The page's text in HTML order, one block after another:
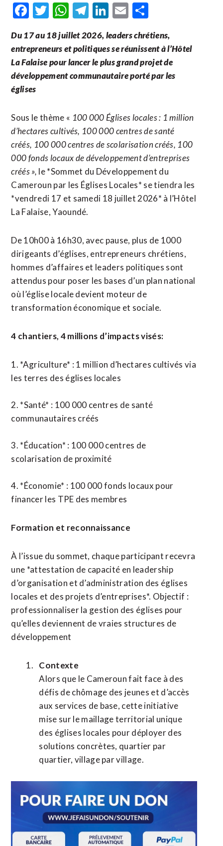
Facebook
Twitter
WhatsApp
Telegram
LinkedIn
Email
Du 17 au 18 juillet 2026, leaders chrétiens,
entrepreneurs et politiques se réunissent à l’Hôtel
La Falaise pour lancer le plus grand projet de
développement communautaire porté par les
églises
Sous le thème « 100 000 Églises locales : 1 million
d’hectares cultivés, 100 000 centres de santé
créés, 100 000 centres de scolarisation créés, 100
000 fonds locaux de développement d’entreprises
créés », le *Sommet du Développement du
Cameroun par les Églises Locales* se tiendra les
*vendredi 17 et samedi 18 juillet 2026* à l’Hôtel
La Falaise, Yaoundé.
De 10h00 à 16h30, avec pause, plus de 1000
dirigeants d’églises, entrepreneurs chrétiens,
hommes d’affaires et leaders politiques sont
attendus pour poser les bases d’un plan national
où l’église locale devient moteur de
transformation économique et sociale.
4 chantiers, 4 millions d’impacts visés:
1. *Agriculture* : 1 million d’hectares cultivés via
les terres des églises locales
2. *Santé* : 100 000 centres de santé
communautaires créés
3. *Éducation* : 100 000 centres de
scolarisation de proximité
4. *Économie* : 100 000 fonds locaux pour
financer les TPE des membres
Formation et reconnaissance
À l’issue du sommet, chaque participant recevra
une *attestation de capacité en leadership
d’organisation et d’administration des églises
locales et des projets d’entreprises*. Objectif :
professionnaliser la gestion des églises pour
qu’elles deviennent de vraies structures de
développement
Contexte
Alors que le Cameroun fait face à des
défis de chômage des jeunes et d’accès
aux services de base, cette initiative
mise sur le maillage territorial unique
des églises locales pour déployer des
solutions concrètes, quartier par
quartier, village par village.